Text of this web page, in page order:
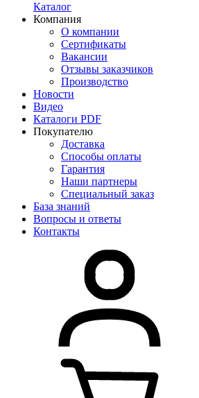
Каталог
Компания
О компании
Сертификаты
Вакансии
Отзывы заказчиков
Производство
Новости
Видео
Каталоги PDF
Покупателю
Доставка
Способы оплаты
Гарантия
Наши партнеры
Специальный заказ
База знаний
Вопросы и ответы
Контакты